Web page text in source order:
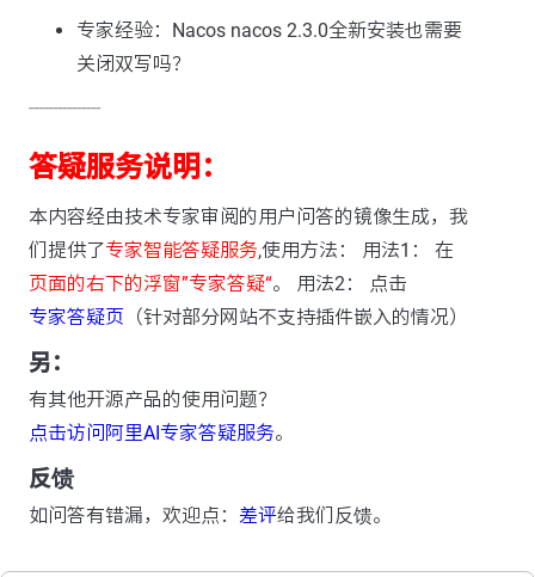
专家经验：Nacos nacos 2.3.0全新安装也需要
关闭双写吗？
---------------
答疑服务说明：
本内容经由技术专家审阅的用户问答的镜像生成，我
们提供了专家智能答疑服务,使用方法： 用法1： 在
页面的右下的浮窗”专家答疑“。 用法2： 点击
专家答疑页 （针对部分网站不支持插件嵌入的情况）
另：
有其他开源产品的使用问题？
点击访问阿里AI专家答疑服务。
反馈
如问答有错漏，欢迎点： 差评给我们反馈。